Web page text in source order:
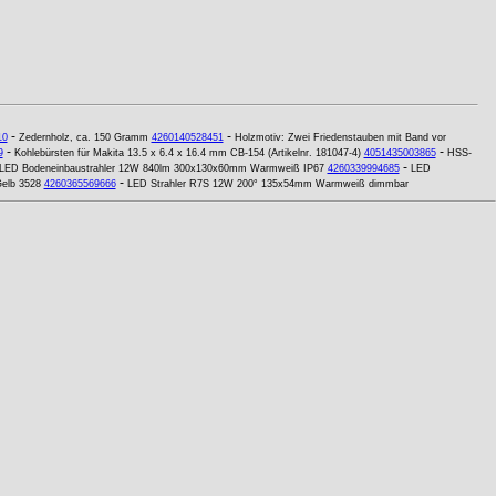
- Zedernholz, ca. 150 Gramm 4260140528451- Holzmotiv: Zwei Friedenstauben mit Band vor
- Kohlebürsten für Makita 13.5 x 6.4 x 16.4 mm CB-154 (Artikelnr. 181047-4) 4051435003865- HSS-
LED Bodeneinbaustrahler 12W 840lm 300x130x60mm Warmweiß IP67 4260339994685- LED
3528 4260365569666- LED Strahler R7S 12W 200° 135x54mm Warmweiß dimmbar